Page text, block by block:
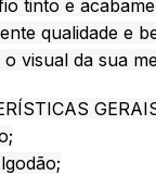
tinto e
qualidade e
o visual da sua